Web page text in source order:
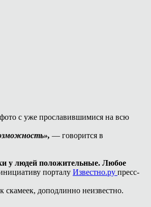
с уже прославившимися на всю
— говорится в
у людей положительные. Любое
порталу Известно.ру пресс-
доподлинно неизвестно.